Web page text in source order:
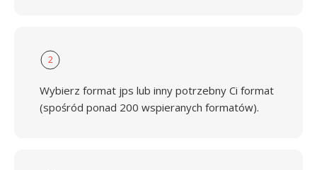
2
Wybierz format jps lub inny potrzebny Ci format
(spośród ponad 200 wspieranych formatów).